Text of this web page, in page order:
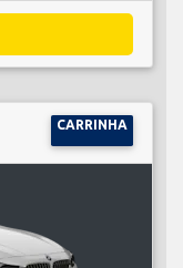
CARRINHA